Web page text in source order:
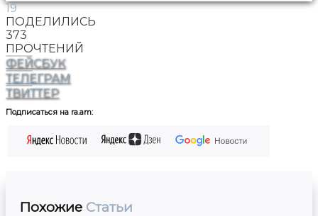
19
ПОДЕЛИЛИСЬ
373
ПРОЧТЕНИЙ
ФЕЙСБУК
ТЕЛЕГРАМ
ТВИТТЕР
Подписаться на ra.am:
Похожие Статьи